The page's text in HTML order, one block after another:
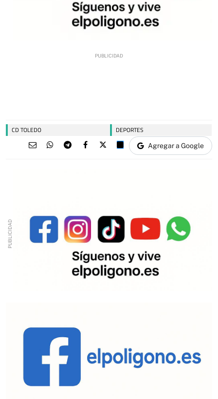
CD TOLEDO DEPORTES
Agregar a Google